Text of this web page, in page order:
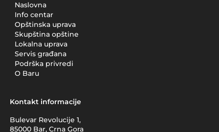
Naslovna
Info centar
Opštinska uprava
Skupština opštine
Lokalna uprava
Servis građana
Podrška privredi
O Baru
Kontakt informacije
Bulevar Revolucije 1,
85000 Bar, Crna Gora